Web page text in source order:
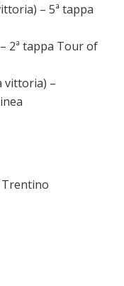
– 5ª tappa
2ª tappa Tour of
vittoria) –
Trentino